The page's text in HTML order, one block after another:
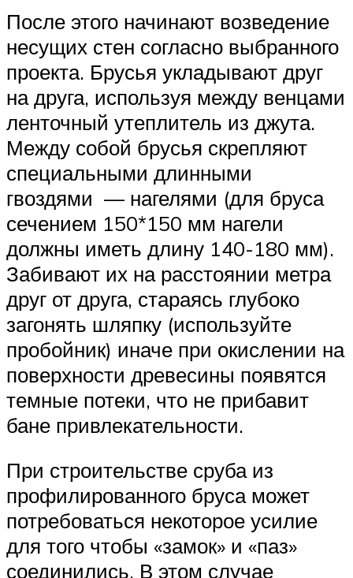
После этого начинают возведение
несущих стен согласно выбранного
проекта. Брусья укладывают друг
на друга, используя между венцами
ленточный утеплитель из джута.
Между собой брусья скрепляют
специальными длинными
гвоздями — нагелями (для бруса
сечением 150*150 мм нагели
должны иметь длину 140-180 мм).
Забивают их на расстоянии метра
друг от друга, стараясь глубоко
загонять шляпку (используйте
пробойник) иначе при окислении на
поверхности древесины появятся
темные потеки, что не прибавит
бане привлекательности.
При строительстве сруба из
профилированного бруса может
потребоваться некоторое усилие
для того чтобы «замок» и «паз»
соединились. В этом случае